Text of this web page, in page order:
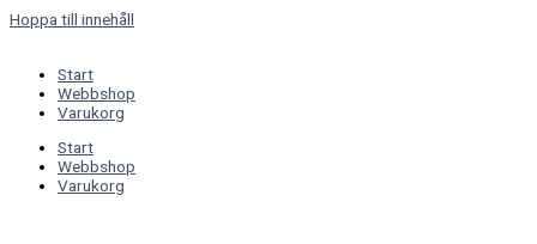
Hoppa till innehåll
Start
Webbshop
Varukorg
Start
Webbshop
Varukorg